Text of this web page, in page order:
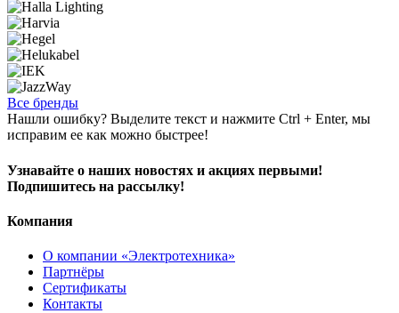
Все бренды
Нашли ошибку? Выделите текст и нажмите Ctrl + Enter, мы
исправим ее как можно быстрее!
Узнавайте о наших новостях и акциях первыми!
Подпишитесь на рассылку!
Компания
О компании «Электротехника»
Партнёры
Сертификаты
Контакты